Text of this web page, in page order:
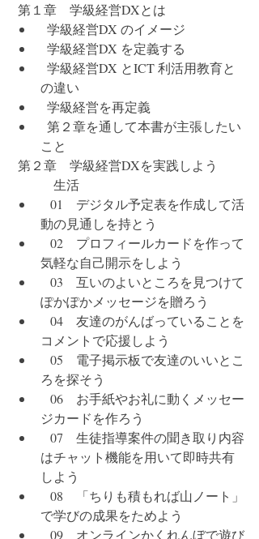
第１章　学級経営DXとは
  学級経営DX のイメージ
  学級経営DX を定義する
の違い
  学級経営を再定義
こと
第２章　学級経営DXを実践しよう
  生活
動の見通しを持とう
気軽な自己開示をしよう
ぽかぽかメッセージを贈ろう
コメントで応援しよう
ろを探そう
ジカードを作ろう
はチャット機能を用いて即時共有
しよう
で学びの成果をためよう